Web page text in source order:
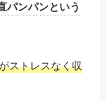
パンパンという
ストレスなく収